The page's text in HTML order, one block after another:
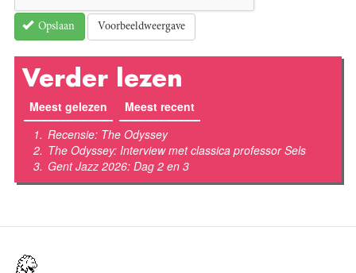
Opslaan Voorbeeldweergave
Verder lezen
Meest gelezen (actieve tabblad)
Meest recent
Recensie: The Odyssey
The Odyssey: Interview met classica professor Sels
Gent Jazz 2026: Dag 2 en 3